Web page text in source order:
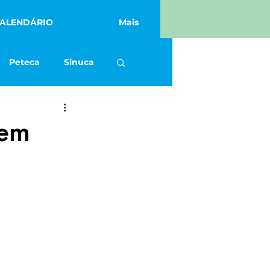
Mais
Peteca Sinuca